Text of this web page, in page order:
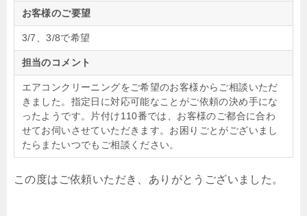
お客様のご要望
3/7、3/8で希望
担当のコメント
エアコンクリーニングをご希望のお客様からご相談いただ
きました。指定日に対応可能なことがご依頼の決め手にな
ったようです。片付け110番では、お客様のご都合に合わ
せてお伺いさせていただきます。お困りごとがございまし
たらまたいつでもご相談ください。
この度はご依頼いただき、ありがとうございました。